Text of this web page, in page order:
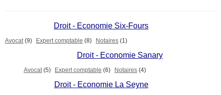
Droit - Economie Six-Fours
Avocat (9) Expert comptable (8) Notaires (1)
Droit - Economie Sanary
Avocat (5) Expert comptable (6) Notaires (4)
Droit - Economie La Seyne